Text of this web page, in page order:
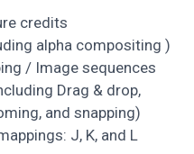
credits
alpha compositing )
/ Image sequences
Drag & drop,
and snapping)
J, K, and L